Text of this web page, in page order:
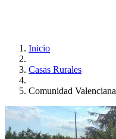
Inicio
Casas Rurales
Comunidad Valenciana